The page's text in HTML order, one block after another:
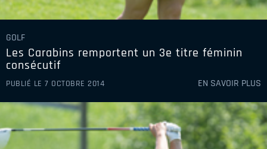
GOLF
Les Carabins remportent un 3e titre féminin
consécutif
PUBLIÉ LE 7 OCTOBRE 2014 EN SAVOIR PLUS